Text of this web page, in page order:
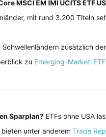
MSCI EM IMI UCITS ETF
mit rund 3.200 Titeln
Schwellenländern zusätzlich
zu Emerging-Market-
Sparplan? ETFs ohne USA
bieten unter anderem Trade